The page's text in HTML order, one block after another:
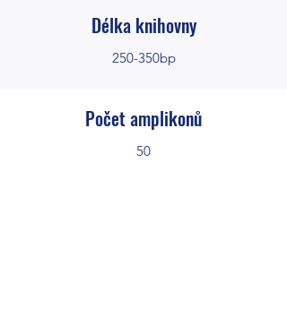
Délka knihovny
250-350bp
Počet amplikonů
50